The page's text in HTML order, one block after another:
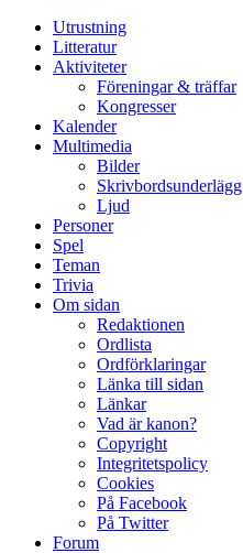
Utrustning
Litteratur
Aktiviteter
Föreningar & träffar
Kongresser
Kalender
Multimedia
Bilder
Skrivbordsunderlägg
Ljud
Personer
Spel
Teman
Trivia
Om sidan
Redaktionen
Ordlista
Ordförklaringar
Länka till sidan
Länkar
Vad är kanon?
Copyright
Integritetspolicy
Cookies
På Facebook
På Twitter
Forum